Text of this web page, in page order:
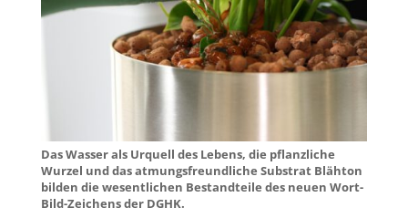
Das Wasser als Urquell des Lebens, die pflanzliche
Wurzel und das atmungsfreundliche Substrat Blähton
bilden die wesentlichen Bestandteile des neuen Wort-
Bild-Zeichens der DGHK.